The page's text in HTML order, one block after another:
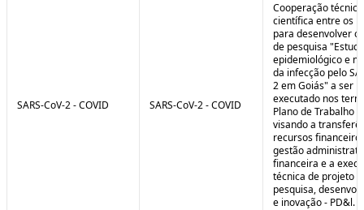
SARS-CoV-2 - COVID SARS-CoV-2 - COVID
Cooperação
científica entre os
para desenvolver o
de pesquisa "Estudo
epidemiológico e
da infecção pelo
2 em Goiás" a ser
executado nos
Plano de Trabalho
visando a
recursos
gestão
financeira e a
técnica de projeto
pesquisa,
e inovação - PD&l.